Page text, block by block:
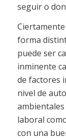
seguir o
forma
puede ser
inminente
de factores
nivel de
laboral
con una